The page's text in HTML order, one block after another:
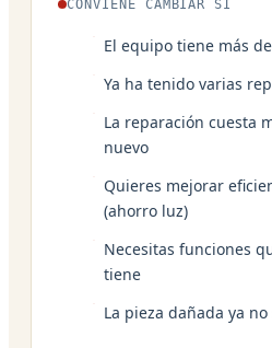
CONVIENE CAMBIAR SI
El equipo tiene más
Ya ha tenido varias
La reparación cuesta
nuevo
Quieres mejorar
(ahorro luz)
Necesitas funciones
tiene
La pieza dañada ya